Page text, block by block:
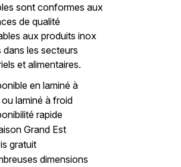
sont conformes aux
de qualité
aux produits inox
dans les secteurs
et alimentaires.
en laminé à
laminé à froid
rapide
Grand Est
gratuit
dimensions